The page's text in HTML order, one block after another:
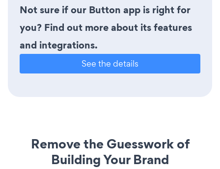
Not sure if our Button app is right for
you? Find out more about its features
and integrations.
See the details
Remove the Guesswork of
Building Your Brand